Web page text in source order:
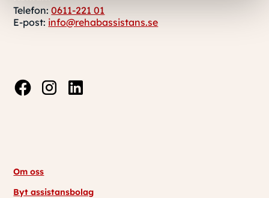
Telefon:0611-221 01
E-post: info@rehabassistans.se
Om oss
Byt assistansbolag